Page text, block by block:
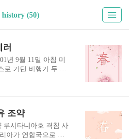
history (50)
년 9월 11일 아침 미
로 가던 비행기 두 대
이 빌딩과 충돌을 하
니다. 110층짜리 쌍
로인해 수많은 민간
람 과격주의자들이
을 반대하며 미국을
조약
루시타니아호 격침 사
아가 연합국으로 참